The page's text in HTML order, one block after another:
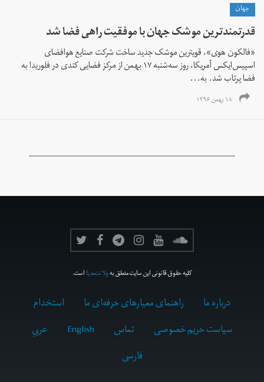
جهان
قدرتمند‌ترین موشک جهان با موفقیت راهی فضا شد
«فالکون هوی»، قویترین موشک جدید ساخت شرکت صنایع هوافضای
اسپیس‌ایکس آمریکا، روز سه‌شنبه ۱۷ بهمن از مرکز فضایی کندی در فلوریدا به
فضا پرتاب شد. به...
۱۸ بهمن ۱۳۹۶
کلیه حقوق قانونی این سایت متعلق بهولانت‌مدیااست.
درباره ما راهنمای معیارهای حرفه‌ای ما
استخدام
سیاست حریم خصوصی
تماس English
عربي
فارسى